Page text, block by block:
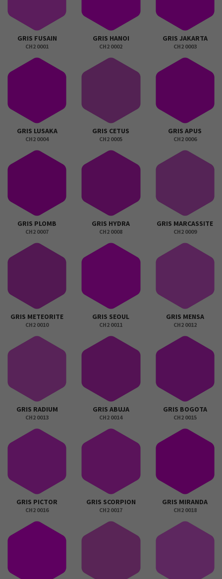
GRIS FUSAIN
CH2 0001
GRIS HANOI
CH2 0002
GRIS JAKARTA
CH2 0003
GRIS LUSAKA
CH2 0004
GRIS CETUS
CH2 0005
GRIS APUS
CH2 0006
GRIS PLOMB
CH2 0007
GRIS HYDRA
CH2 0008
GRIS MARCASSITE
CH2 0009
GRIS METEORITE
CH2 0010
GRIS SEOUL
CH2 0011
GRIS MENSA
CH2 0012
GRIS RADIUM
CH2 0013
GRIS ABUJA
CH2 0014
GRIS BOGOTA
CH2 0015
GRIS PICTOR
CH2 0016
GRIS SCORPION
CH2 0017
GRIS MIRANDA
CH2 0018